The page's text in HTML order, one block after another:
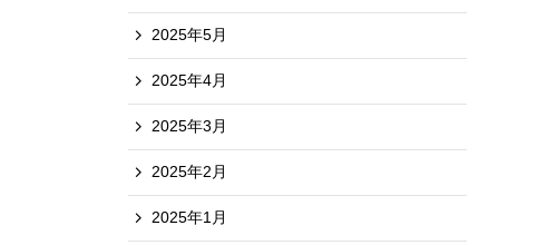
2025年5月
2025年4月
2025年3月
2025年2月
2025年1月